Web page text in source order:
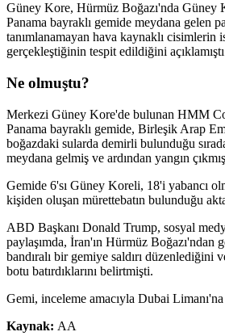
Güney Kore, Hürmüz Boğazı'nda Güney
Panama bayraklı gemide meydana gelen
tanımlanamayan hava kaynaklı cisimlerin
gerçekleştiğinin tespit edildiğini
Ne olmuştu?
Merkezi Güney Kore'de bulunan HMM
Panama bayraklı gemide, Birleşik Arap
boğazdaki sularda demirli bulunduğu
meydana gelmiş ve ardından yangın
Gemide 6'sı Güney Koreli, 18'i yabancı
kişiden oluşan mürettebatın bulunduğu
ABD Başkanı Donald Trump, sosyal
paylaşımda, İran'ın Hürmüz Boğazı'ndan
bandıralı bir gemiye saldırı düzenlediğini
botu batırdıklarını belirtmişti.
Gemi, inceleme amacıyla Dubai Limanı'na
Kaynak: AA